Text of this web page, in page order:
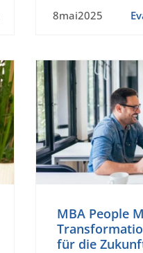
8mai2025
MBA People
für die